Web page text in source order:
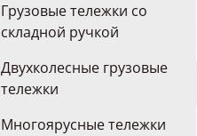
Грузовые тележки со
складной ручкой
Двухколесные грузовые
тележки
Многоярусные тележки